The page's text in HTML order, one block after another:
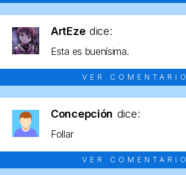
ArtEze dice:
Esta es buenísima.
VER COMENTARIO
Concepción dice:
Follar
VER COMENTARIO